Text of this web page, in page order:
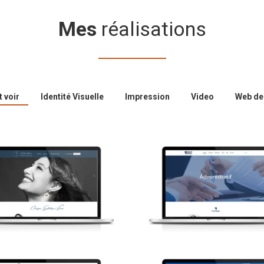
Mes réalisations
voir Identité Visuelle Impression Video Web